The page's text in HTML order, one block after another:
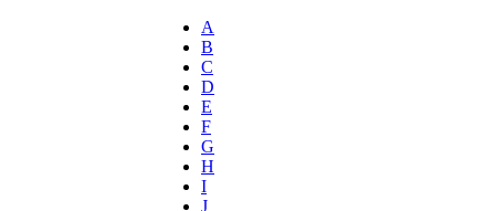
A
B
C
D
E
F
G
H
I
J